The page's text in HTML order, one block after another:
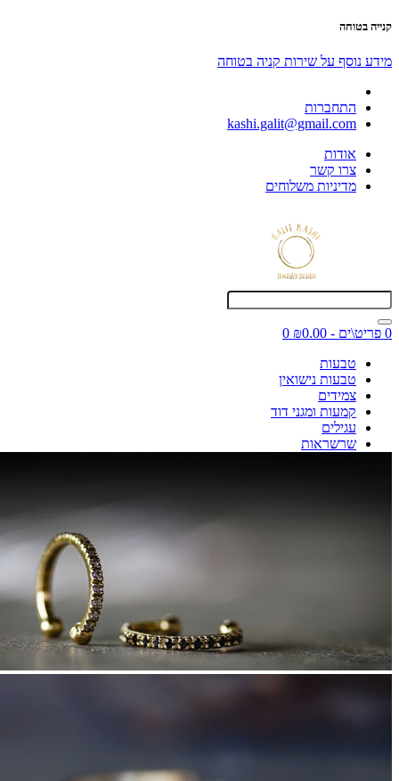
קנייה בטוחה
מידע נוסף על שירות קניה בטוחה
התחברות
kashi.galit@gmail.com
אודות
צרו קשר
מדיניות משלוחים
0 פריט\ים - ₪0.00
0
טבעות
טבעות נישואין
צמידים
קמעות ומגני דוד
עגילים
שרשראות